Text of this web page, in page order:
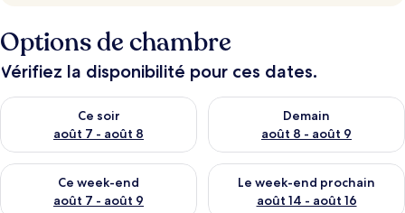
Options de chambre
Vérifiez la disponibilité pour ces dates.
Ce soir
août 7 - août 8
Vérifier la disponibilité pour ce soir août 7 - août 8
Demain
août 8 - août 9
Vérifier la disponibilité pour
Ce week-end
août 7 - août 9
Vérifier la disponibilité pour ce week-end août 7 - août 9
Le week-end prochain
août 14 - août 16
Vérifier la disponibilité pour